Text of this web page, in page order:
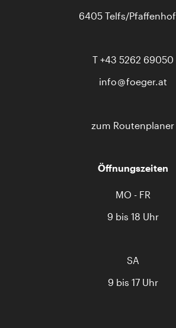
6405 Telfs/
T +43 5262 69050
info
foeger.at
zum Routenplaner
Öffnungszeiten
MO - FR
9 bis 18 Uhr
SA
9 bis 17 Uhr